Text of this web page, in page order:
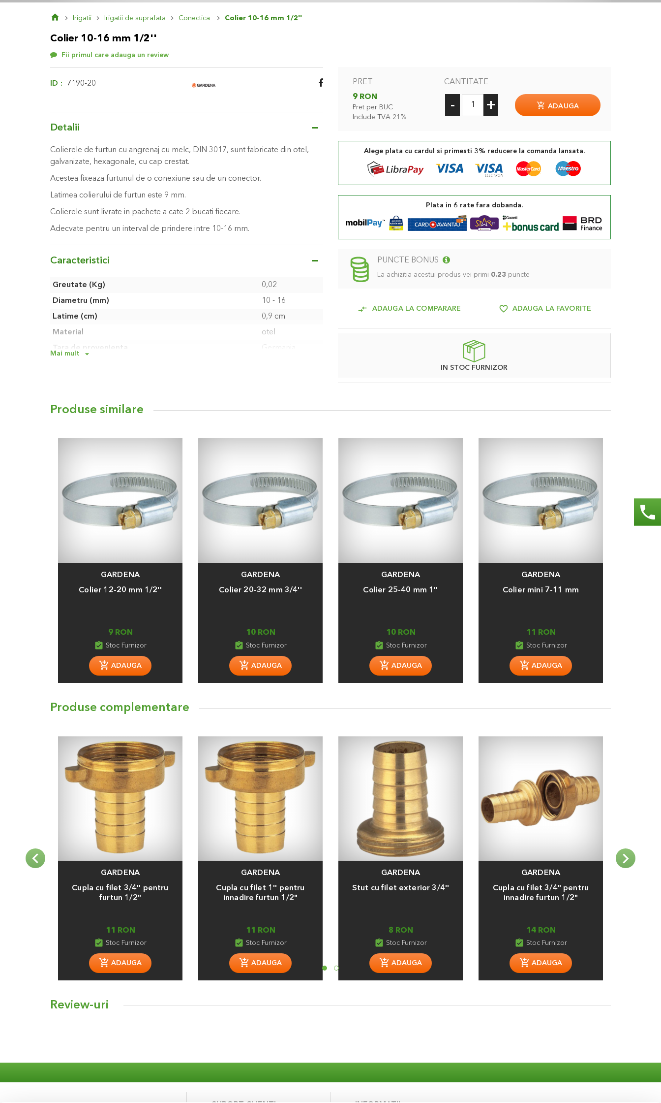
Irigatii Irigatii de suprafata Conectica Colier 10-16 mm 1/2''
Colier 10-16 mm 1/2''
Fii primul care adauga un review
PRET
9 RON
Pret per BUC
Include TVA 21%
CANTITATE
- + ADAUGA
Alege plata cu cardul si primesti 3% reducere la comanda lansata.
Plata in 6 rate fara dobanda.
PUNCTE BONUS
La achizitia acestui produs vei primi 0.23 puncte
ADAUGA LA COMPARARE ADAUGA LA FAVORITE
IN STOC FURNIZOR
ID 7190-20
Detalii
Colierele de furtun cu angrenaj cu melc, DIN 3017, sunt fabricate din otel,
galvanizate, hexagonale, cu cap crestat.
Acestea fixeaza furtunul de o conexiune sau de un conector.
Latimea colierului de furtun este 9 mm.
Colierele sunt livrate in pachete a cate 2 bucati fiecare.
Adecvate pentru un interval de prindere intre 10-16 mm.
Caracteristici
Caracteristici
Greutate (Kg)
0,02
Diametru (mm)
10 - 16
Latime (cm)
0,9 cm
Material
otel
Tara de provenienta
Mai mult
Produse similare
GARDENA
Colier 12-20 mm 1/2''
9 RON
assignment_turned_in Stoc Furnizor
ADAUGA
GARDENA
Colier 20-32 mm 3/4''
10 RON
assignment_turned_in Stoc Furnizor
ADAUGA
GARDENA
Colier 25-40 mm 1''
10 RON
assignment_turned_in Stoc Furnizor
ADAUGA
GARDENA
Colier mini 7-11 mm
11 RON
assignment_turned_in Stoc Furnizor
ADAUGA
Produse complementare
GARDENA
Cupla cu filet 3/4'' pentru
furtun 1/2"
11 RON
assignment_turned_in Stoc Furnizor
ADAUGA
GARDENA
Cupla cu filet 1'' pentru
innadire furtun 1/2"
11 RON
assignment_turned_in Stoc Furnizor
ADAUGA
GARDENA
Stut cu filet exterior 3/4''
8 RON
assignment_turned_in Stoc Furnizor
ADAUGA
GARDENA
Cupla cu filet 3/4" pentru
innadire furtun 1/2"
14 RON
assignment_turned_in Stoc Furnizor
ADAUGA
Review-uri
phone